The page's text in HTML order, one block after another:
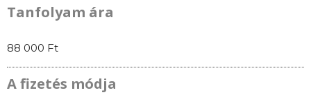
Tanfolyam ára
88 000 Ft
A fizetés módja